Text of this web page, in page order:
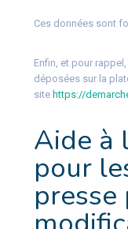
Ces données sont
Enfin, et pour
déposées sur la
site https://
Aide à
pour
presse